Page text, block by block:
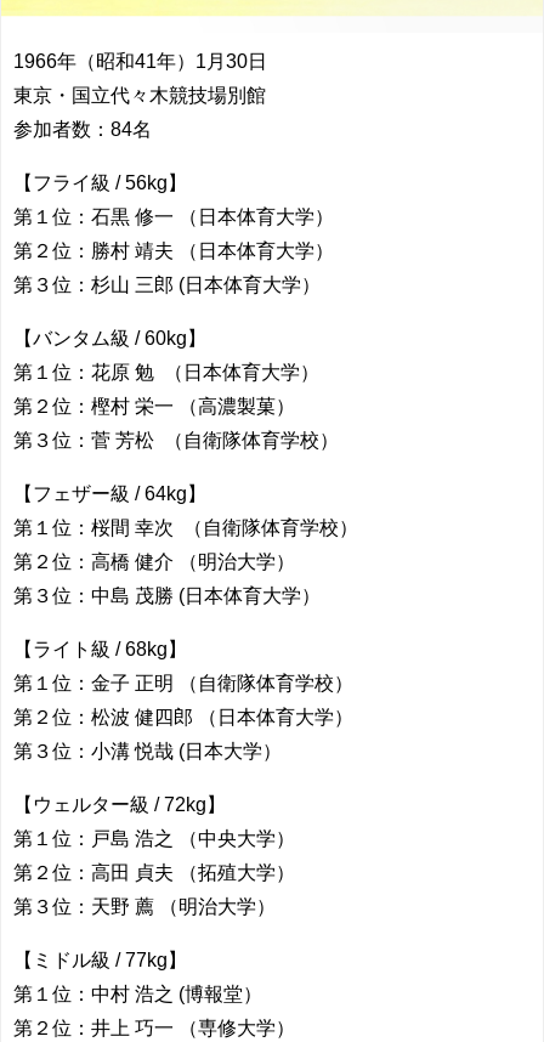
1966年（昭和41年）1月30日
東京・国立代々木競技場別館
参加者数：84名
【フライ級 / 56kg】
第１位：石黒 修一 （日本体育大学）
第２位：勝村 靖夫 （日本体育大学）
第３位：杉山 三郎 (日本体育大学）
【バンタム級 / 60kg】
第１位：花原 勉 （日本体育大学）
第２位：樫村 栄一 （高濃製菓）
第３位：菅 芳松 （自衛隊体育学校）
【フェザー級 / 64kg】
第１位：桜間 幸次 （自衛隊体育学校）
第２位：高橋 健介 （明治大学）
第３位：中島 茂勝 (日本体育大学）
【ライト級 / 68kg】
第１位：金子 正明 （自衛隊体育学校）
第２位：松波 健四郎 （日本体育大学）
第３位：小溝 悦哉 (日本大学）
【ウェルター級 / 72kg】
第１位：戸島 浩之 （中央大学）
第２位：高田 貞夫 （拓殖大学）
第３位：天野 薦 （明治大学）
【ミドル級 / 77kg】
第１位：中村 浩之 (博報堂）
第２位：井上 巧一 （専修大学）